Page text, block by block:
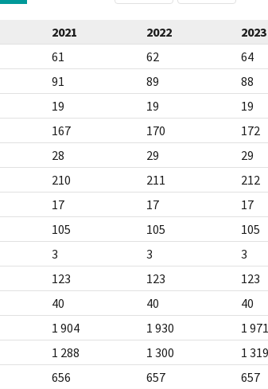
2021 2022 2023
61 62 64
91 89 88
19 19 19
167 170 172
28 29 29
210 211 212
17 17 17
105 105 105
3 3 3
123 123 123
40 40 40
1 904 1 930 1 971
1 288 1 300 1 319
656 657 657